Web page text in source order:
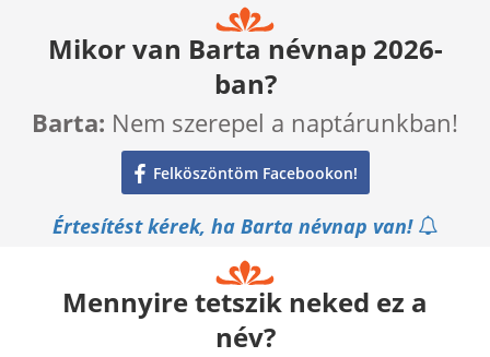
Mikor van Barta névnap 2026-
ban?
Barta: Nem szerepel a naptárunkban!
Felköszöntöm Facebookon!
Értesítést kérek, ha Barta névnap van!
Mennyire tetszik neked ez a
név?